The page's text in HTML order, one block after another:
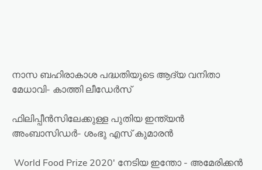
നാസ ബഹിരാകാശ പദ്ധതിയുടെ ആദ്യ വനിതാ
മേധാവി- കാത്തി ലീഡേർസ്
ഫിലിപ്പീൻസിലേക്കുള്ള പുതിയ ഇന്ത്യൻ
അംബാസിഡർ- ശംഭു എസ് കുമാരൻ
World Food Prize 2020' നേടിയ ഇന്തോ - അമേരിക്കൻ